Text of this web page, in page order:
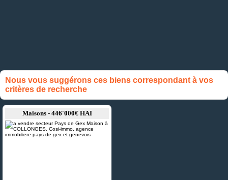
Nous vous suggérons ces biens correspondant à vos
critères de recherche
Maisons - 446'000€ HAI